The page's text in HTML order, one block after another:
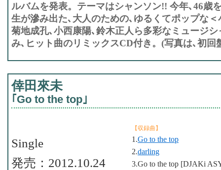
ルバムを発表。テーマはシャンソン!! 今年､46歳
生が滲み出た､大人のための､ゆるくてポップな
菊地成孔､小西康陽､鈴木正人ら多彩なミュージ
み､ヒット曲のリミックスCD付き。(写真は､初回
倖田來未
｢Go to the top｣
【収録曲】
1.Go to the top
2.darling
3.Go to the top [DJAKi
Single
発売：2012.10.24